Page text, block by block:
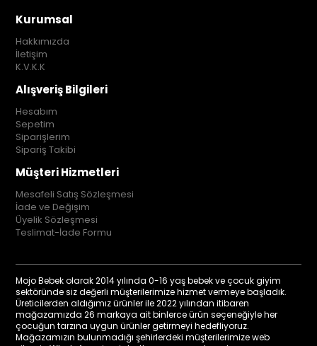
Kurumsal
Hakkımızda
İletişim
K.V.K.K
Alışveriş Bilgileri
Hesabım
Sepetim
Siparişlerim
Sipariş Takibi
Müşteri Hizmetleri
Mesafeli Satış Sözleşmesi
İade ve Değişim
Üyelik Sözleşmesi
Teslimat-İade Formu
Mojo Bebek olarak 2014 yılında 0-16 yaş bebek ve çocuk giyim
sektöründe siz değerli müşterilerimize hizmet vermeye başladık.
Üreticilerden aldığımız ürünler ile 2022 yılından itibaren
mağazamızda 26 markaya ait binlerce ürün seçeneğiyle her
çocuğun tarzına uygun ürünler getirmeyi hedefliyoruz.
Mağazamızın bulunmadığı şehirlerdeki müşterilerimize web